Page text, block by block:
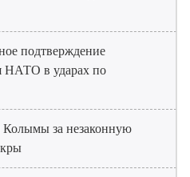
подтверждение
НАТО в ударах по
за незаконную